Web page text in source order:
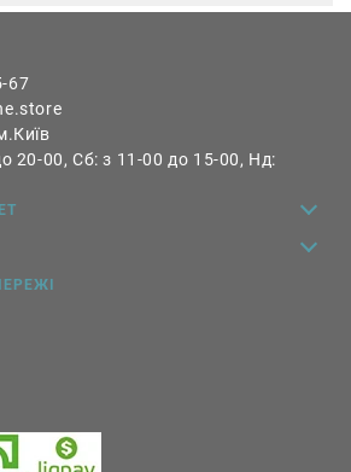
67
20-00, Сб: з 11-00 до 15-00, Нд: